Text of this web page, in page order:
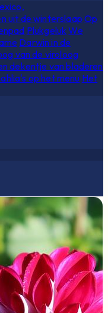
uit de winterslaap Op
Plukgeluk We
Darwin in de
van de viroloog
dekentje van bladeren
op het menu Het